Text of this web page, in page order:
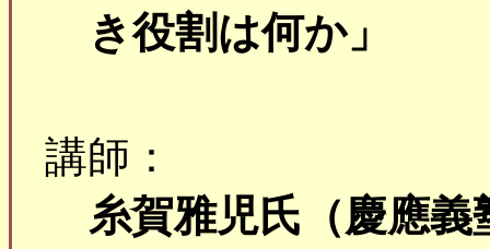
き役割は何か」
講師：
糸賀雅児氏（慶應義